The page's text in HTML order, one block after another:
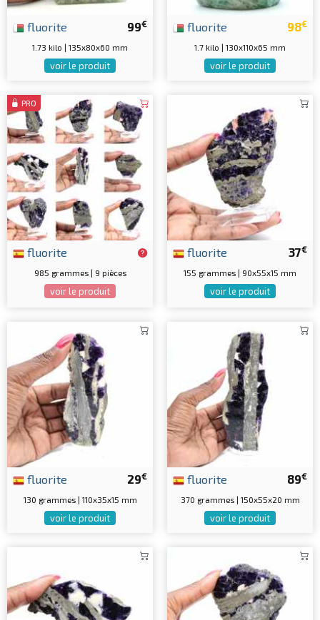
99€
fluorite
1.73 kilo | 135x80x60 mm
voir le produit
98€
fluorite
1.7 kilo | 130x110x65 mm
voir le produit
PRO
fluorite
985 grammes | 9 pièces
voir le produit
37€
fluorite
155 grammes | 90x55x15 mm
voir le produit
29€
fluorite
130 grammes | 110x35x15 mm
voir le produit
89€
fluorite
370 grammes | 150x55x20 mm
voir le produit